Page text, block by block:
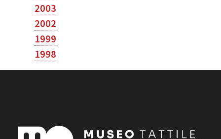
2003
2002
1999
1998